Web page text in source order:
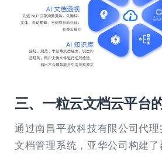
三、一粒云文档云平台
通过南昌平孜科技有限公司代
文档管理系统，亚华公司构建